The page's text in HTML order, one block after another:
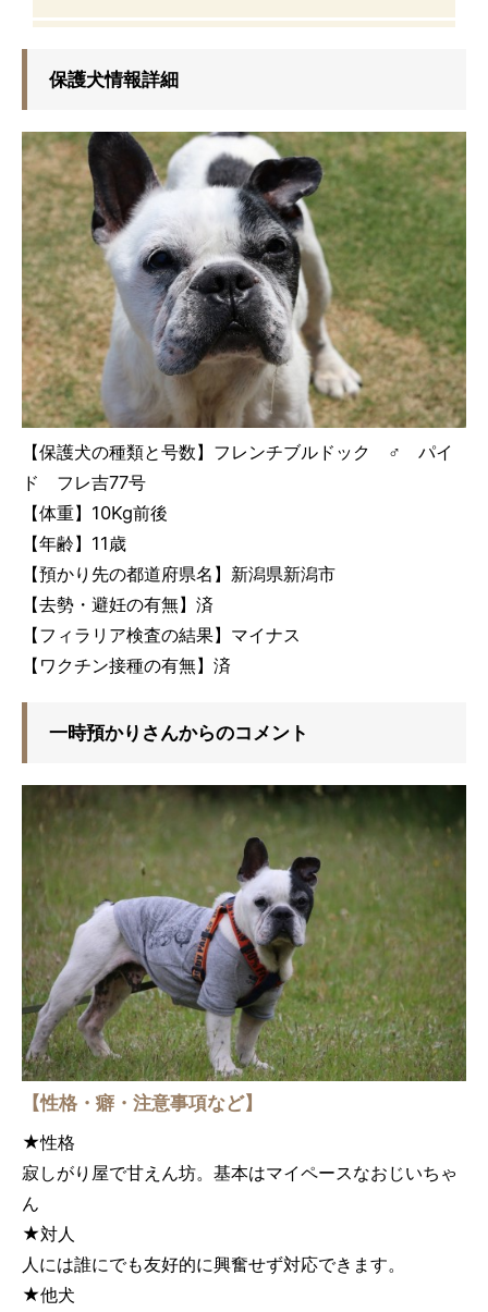
保護犬情報詳細
【保護犬の種類と号数】フレンチブルドック ♂ パイ
ド フレ吉77号
【体重】10Kg前後
【年齢】11歳
【預かり先の都道府県名】新潟県新潟市
【去勢・避妊の有無】済
【フィラリア検査の結果】マイナス
【ワクチン接種の有無】済
一時預かりさんからのコメント
【性格・癖・注意事項など】
★性格
寂しがり屋で甘えん坊。基本はマイペースなおじいちゃ
ん
★対人
人には誰にでも友好的に興奮せず対応できます。
★他犬